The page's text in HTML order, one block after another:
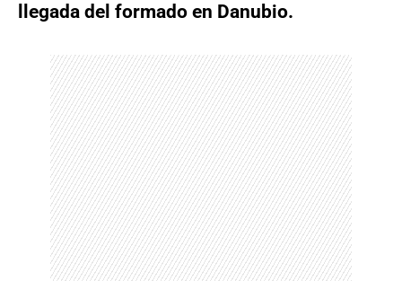
llegada del formado en Danubio.